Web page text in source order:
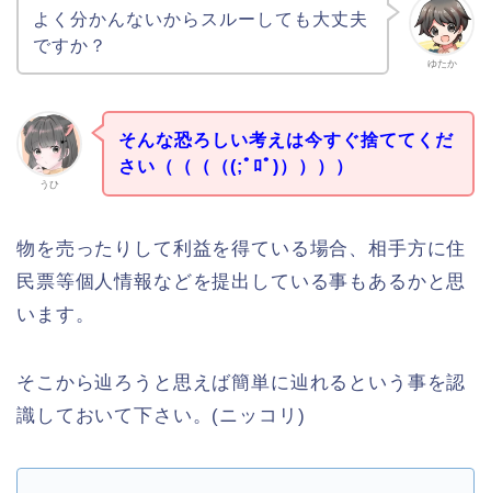
ゆたか
よく分かんないからスルーしても大丈夫
ですか？
うひ
そんな恐ろしい考えは今すぐ捨ててくだ
さい（（（（(;ﾟﾛﾟ)））））
物を売ったりして利益を得ている場合、相手方に住
民票等個人情報などを提出している事もあるかと思
います。
そこから辿ろうと思えば簡単に辿れるという事を認
識しておいて下さい。(ニッコリ)